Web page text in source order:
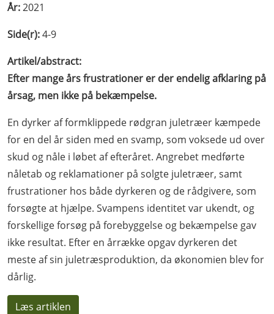
År:2021
Side(r):4-9
Artikel/abstract:
Efter mange års frustrationer er der endelig afklaring på
årsag, men ikke på bekæmpelse.
En dyrker af formklippede rødgran juletræer kæmpede
for en del år siden med en svamp, som voksede ud over
skud og nåle i løbet af efteråret. Angrebet medførte
nåletab og reklamationer på solgte juletræer, samt
frustrationer hos både dyrkeren og de rådgivere, som
forsøgte at hjælpe. Svampens identitet var ukendt, og
forskellige forsøg på forebyggelse og bekæmpelse gav
ikke resultat. Efter en årrække opgav dyrkeren det
meste af sin juletræsproduktion, da økonomien blev for
dårlig.
Læs artiklen